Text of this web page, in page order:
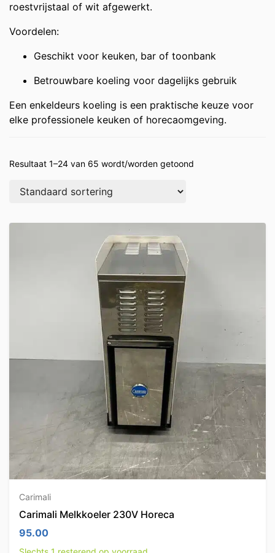
roestvrijstaal of wit afgewerkt.
Voordelen:
Geschikt voor keuken, bar of toonbank
Betrouwbare koeling voor dagelijks gebruik
Een enkeldeurs koeling is een praktische keuze voor
elke professionele keuken of horecaomgeving.
Resultaat 1–24 van 65 wordt/worden getoond
Carimali
Carimali Melkkoeler 230V Horeca
95.00